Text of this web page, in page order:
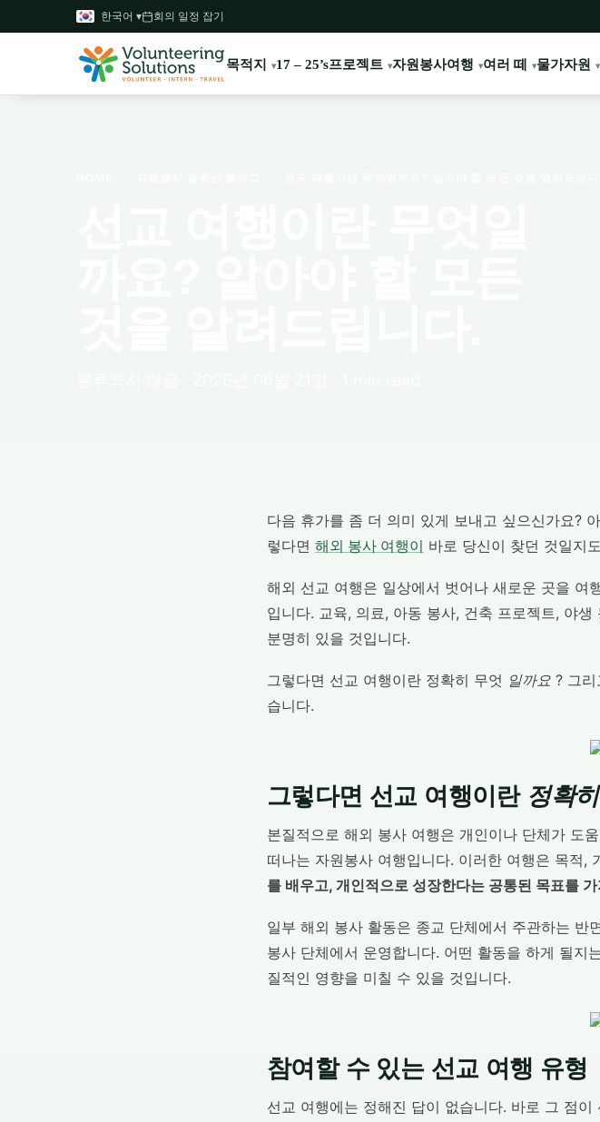
한국어 ▾ 회의 일정 잡기
목적지 17 – 25’s프로젝트 자원봉사여행 여러 떼 물가자원
다음 휴가를 좀 더 의미 있게 보내고 싶으신가요?
렇다면 해외 봉사 여행이 바로 당신이 찾던 것일지
해외 선교 여행은 일상에서 벗어나 새로운 곳을 여
입니다. 교육, 의료, 아동 봉사, 건축 프로젝트, 야
분명히 있을 것입니다.
그렇다면 선교 여행이란 정확히 무엇 일까요 ? 그
습니다.
그렇다면 선교 여행이란 정확히
본질적으로 해외 봉사 여행은 개인이나 단체가 도
떠나는 자원봉사 여행입니다. 이러한 여행은 목적,
를 배우고, 개인적으로 성장한다는 공통된 목표를
일부 해외 봉사 활동은 종교 단체에서 주관하는
봉사 단체에서 운영합니다. 어떤 활동을 하게 될지
질적인 영향을 미칠 수 있을 것입니다.
참여할 수 있는 선교 여행 유형
선교 여행에는 정해진 답이 없습니다. 바로 그 점